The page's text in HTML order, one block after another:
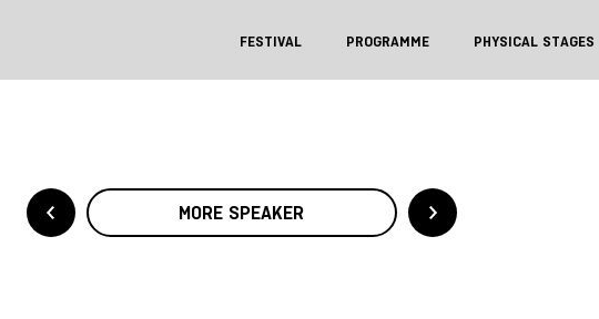
FESTIVAL PROGRAMME PHYSICAL STAGES
MORE SPEAKER